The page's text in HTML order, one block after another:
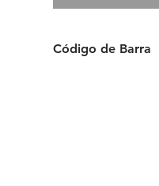
Código de Barra